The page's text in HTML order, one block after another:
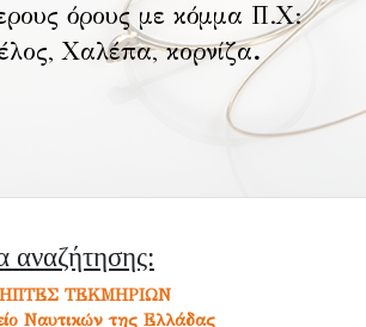
όρους με κόμμα Π.Χ:
Χαλέπα, κορνίζα.
αναζήτησης:
ΤΕΚΜΗΡΙΩΝ
Ναυτικών της Ελλάδας